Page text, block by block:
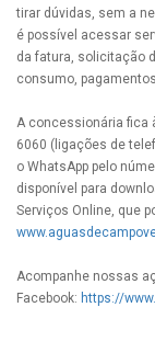
tirar dúvidas, sem a
é possível acessar
da fatura, solicitação
consumo,
A concessionária fica
6060 (ligações de
o WhatsApp pelo
disponível para
Serviços Online, que
Acompanhe nossas
Facebook: https://